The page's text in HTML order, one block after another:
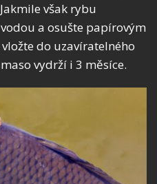
však rybu
a osušte papírovým
do uzavíratelného
vydrží i 3 měsíce.